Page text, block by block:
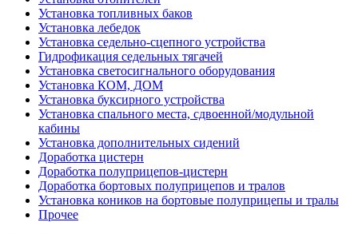
Установка топливных баков
Установка лебедок
Установка седельно-сцепного устройства
Гидрофикация седельных тягачей
Установка светосигнального оборудования
Установка КОМ, ДОМ
Установка буксирного устройства
Установка спального места, сдвоенной/модульной
кабины
Установка дополнительных сидений
Доработка цистерн
Доработка полуприцепов-цистерн
Доработка бортовых полуприцепов и тралов
Установка коников на бортовые полуприцепы и тралы
Прочее